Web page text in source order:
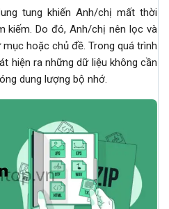
tung khiến Anh/chị mất thời
kiếm. Do đó, Anh/chị nên lọc và
hoặc chủ đề. Trong quá trình
hiện ra những dữ liệu không cần
dung lượng bộ nhớ.